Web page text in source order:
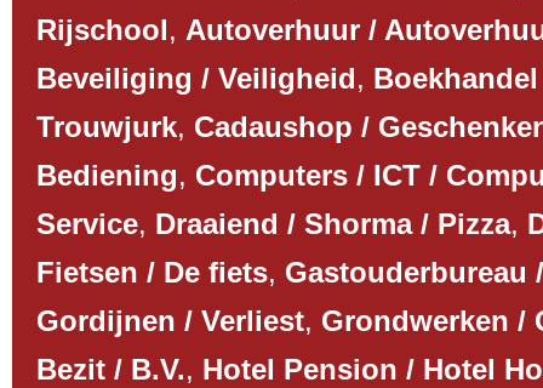
Rijschool, Autoverhuur /
Beveiliging / Veiligheid,
Trouwjurk, Cadaushop /
Bediening, Computers / ICT /
Service, Draaiend / Shorma / Pizza,
Fietsen / De fiets, Gastouderbureau
Gordijnen / Verliest, Grondwerken /
Bezit / B.V., Hotel Pension / Hotel